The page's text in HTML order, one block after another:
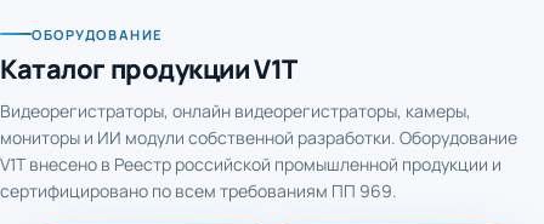
Каталог продукции V1T
мониторы и ИИ модули собственной разработки. Оборудование
V1T внесено в Реестр российской промышленной продукции и
сертифицировано по всем требованиям ПП 969.